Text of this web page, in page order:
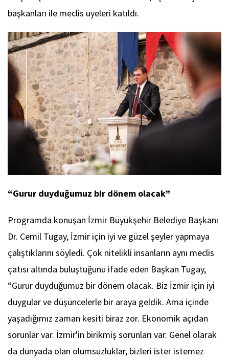
başkanları ile meclis üyeleri katıldı.
“Gurur duyduğumuz bir dönem olacak”
Programda konuşan İzmir Büyükşehir Belediye Başkanı
Dr. Cemil Tugay, İzmir için iyi ve güzel şeyler yapmaya
çalıştıklarını söyledi. Çok nitelikli insanların aynı meclis
çatısı altında buluştuğunu ifade eden Başkan Tugay,
“Gurur duyduğumuz bir dönem olacak. Biz İzmir için iyi
duygular ve düşüncelerle bir araya geldik. Ama içinde
yaşadığımız zaman kesiti biraz zor. Ekonomik açıdan
sorunlar var. İzmir'in birikmiş sorunları var. Genel olarak
da dünyada olan olumsuzluklar, bizleri ister istemez